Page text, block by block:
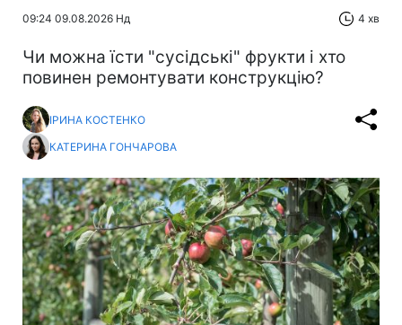
09:24 09.08.2026 Нд 4 хв
Чи можна їсти "сусідські" фрукти і хто
повинен ремонтувати конструкцію?
ІРИНА КОСТЕНКО
КАТЕРИНА ГОНЧАРОВА